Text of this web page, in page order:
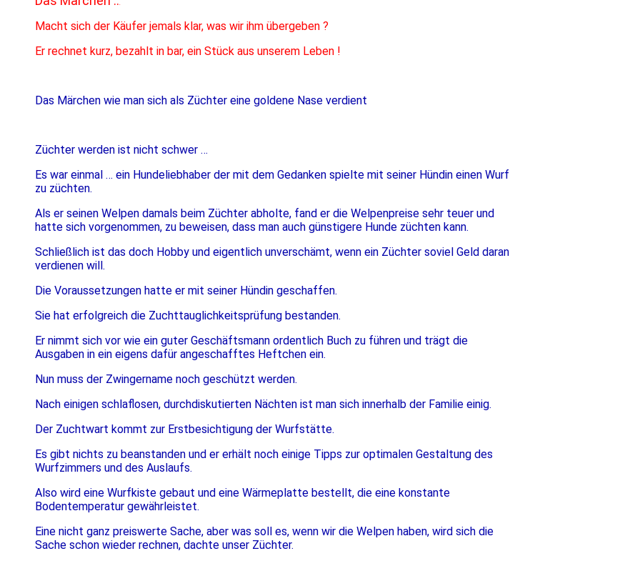
Macht sich der Käufer jemals klar, was wir ihm übergeben ?
Er rechnet kurz, bezahlt in bar, ein Stück aus unserem Leben !
Das Märchen wie man sich als Züchter eine goldene Nase verdient
Züchter werden ist nicht schwer …
Es war einmal … ein Hundeliebhaber der mit dem Gedanken spielte mit seiner Hündin einen Wurf
zu züchten.
Als er seinen Welpen damals beim Züchter abholte, fand er die Welpenpreise sehr teuer und
hatte sich vorgenommen, zu beweisen, dass man auch günstigere Hunde züchten kann.
Schließlich ist das doch Hobby und eigentlich unverschämt, wenn ein Züchter soviel Geld daran
verdienen will.
Die Voraussetzungen hatte er mit seiner Hündin geschaffen.
Sie hat erfolgreich die Zuchttauglichkeitsprüfung bestanden.
Er nimmt sich vor wie ein guter Geschäftsmann ordentlich Buch zu führen und trägt die
Ausgaben in ein eigens dafür angeschafftes Heftchen ein.
Nun muss der Zwingername noch geschützt werden.
Nach einigen schlaflosen, durchdiskutierten Nächten ist man sich innerhalb der Familie einig.
Der Zuchtwart kommt zur Erstbesichtigung der Wurfstätte.
Es gibt nichts zu beanstanden und er erhält noch einige Tipps zur optimalen Gestaltung des
Wurfzimmers und des Auslaufs.
Also wird eine Wurfkiste gebaut und eine Wärmeplatte bestellt, die eine konstante
Bodentemperatur gewährleistet.
Eine nicht ganz preiswerte Sache, aber was soll es, wenn wir die Welpen haben, wird sich die
Sache schon wieder rechnen, dachte unser Züchter.